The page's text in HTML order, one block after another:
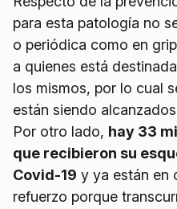
para esta patología no
o periódica como en
a quienes está
los mismos, por lo cual
están siendo
Por otro lado, hay 33
que recibieron su
Covid-19 y ya están en
refuerzo porque